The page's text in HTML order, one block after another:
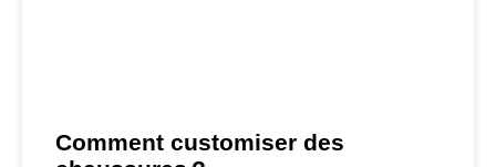
Comment customiser des